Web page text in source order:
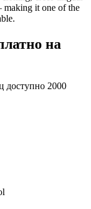
making it one of the
на
доступно 2000